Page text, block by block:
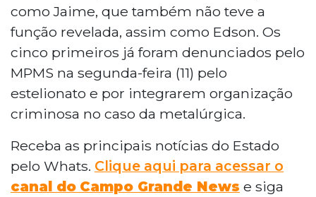
como Jaime, que também não teve a
função revelada, assim como Edson. Os
cinco primeiros já foram denunciados pelo
MPMS na segunda-feira (11) pelo
estelionato e por integrarem organização
criminosa no caso da metalúrgica.
Receba as principais notícias do Estado
pelo Whats. Clique aqui para acessar o
canal do Campo Grande News e siga